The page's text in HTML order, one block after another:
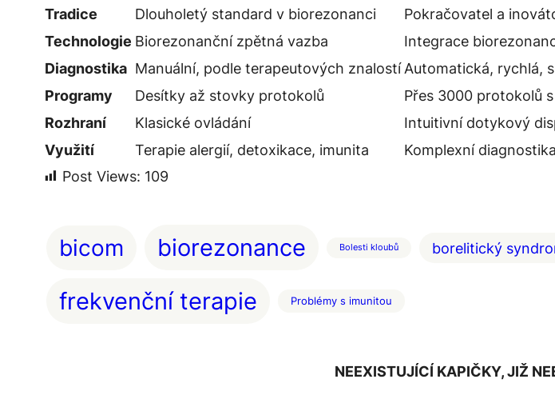
Tradice
Dlouholetý standard v biorezonanci
Pokračovatel a
Technologie Biorezonanční zpětná vazba
Integrace
Diagnostika Manuální, podle terapeutových znalostí Automatická, rychlá,
Programy
Desítky až stovky protokolů
Přes 3000 protokolů
Rozhraní
Klasické ovládání
Intuitivní dotykový
Využití
Terapie alergií, detoxikace, imunita
Komplexní
Post Views: 109
bicom biorezonance Bolesti kloubů borelitický
frekvenční terapie Problémy s imunitou
NEEXISTUJÍCÍ KAPIČKY, JIŽ